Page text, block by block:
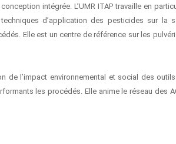
intégrée. L’UMR ITAP travaille en
d’application des pesticides sur la
Elle est un centre de référence sur les
de l’impact environnemental et social des
les procédés. Elle anime le réseau des